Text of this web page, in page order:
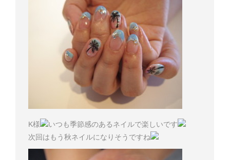
K様
いつも季節感のあるネイルで楽しいです
次回はもう秋ネイルになりそうですね